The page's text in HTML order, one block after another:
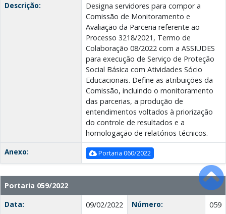
Descrição:
Designa servidores para compor a
Comissão de Monitoramento e
Avaliação da Parceria referente ao
Processo 3218/2021, Termo de
Colaboração 08/2022 com a ASSIUDES
para execução de Serviço de Proteção
Social Básica com Atividades Sócio
Educacionais. Define as atribuições da
Comissão, incluindo o monitoramento
das parcerias, a produção de
entendimentos voltados à priorização
do controle de resultados e a
homologação de relatórios técnicos.
Anexo:
Portaria 060/2022
Portaria 059/2022
Data:
09/02/2022 Número:
059